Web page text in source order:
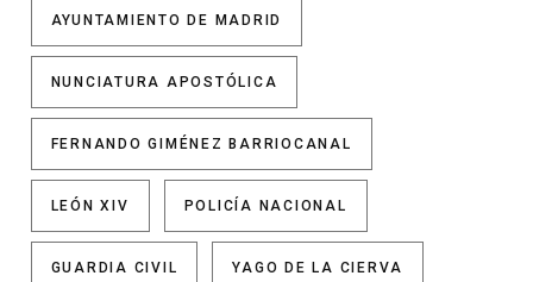
AYUNTAMIENTO DE MADRID
NUNCIATURA APOSTÓLICA
FERNANDO GIMÉNEZ BARRIOCANAL
LEÓN XIV POLICÍA NACIONAL
GUARDIA CIVIL YAGO DE LA CIERVA